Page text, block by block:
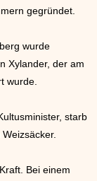
gegründet.
wurde
Xylander, der am
wurde.
starb
Bei einem